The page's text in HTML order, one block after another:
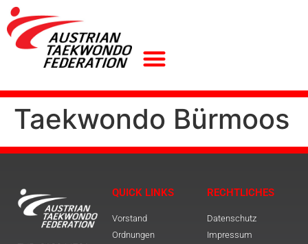
Taekwondo Bürmoos
QUICK LINKS
Vorstand
Ordnungen
RECHTLICHES
Datenschutz
Impressum